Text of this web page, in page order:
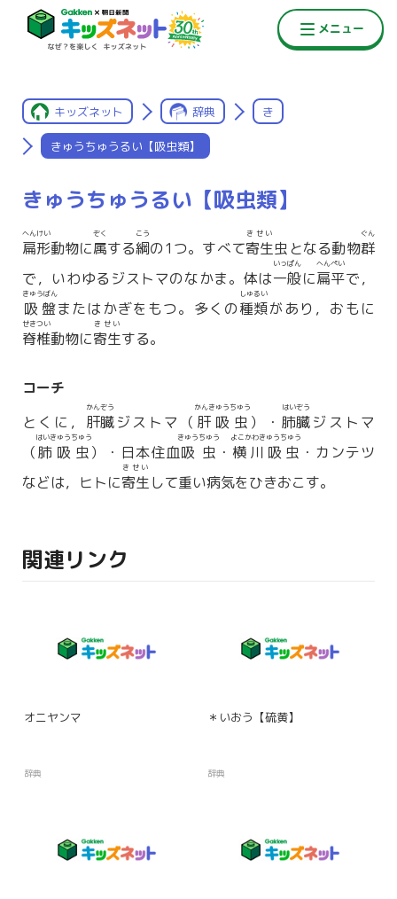
キッズネット 辞典 き
きゅうちゅうるい【吸虫類】
きゅうちゅうるい【吸虫類】
扁形
へんけい
動物に属
ぞく
する綱
こう
の1つ。すべて寄生
きせい
虫となる動物群
ぐん
で，いわゆるジストマのなかま。体は一般
いっぱん
に扁平
へんぺい
で，
吸盤
きゅうばん
またはかぎをもつ。多くの種類
しゅるい
があり，おもに
脊椎
せきつい
動物に寄生
きせい
する。
コーチ
とくに， 肝臓
かんぞう
ジストマ（ 肝吸虫
かんきゅうちゅう
）・ 肺臓
はいぞう
ジストマ
（肺吸虫
はいきゅうちゅう
）・日本住血吸虫
きゅうちゅう
・ 横川吸虫
よこかわきゅうちゅう
・カンテツ
などは，ヒトに寄生
きせい
して重い病気をひきおこす。
関連リンク
オニヤンマ
辞典
＊いおう【硫黄】
辞典